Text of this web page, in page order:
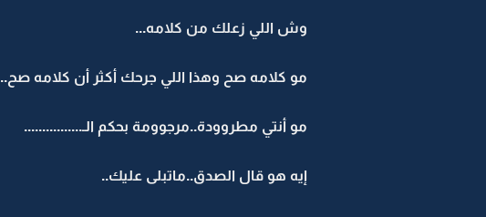
وش اللي زعلك من كلامه...
مو كلامه صح وهذا اللي جرحك أكثر أن كلامه صح..
مو أنتي مطروودة..مرجوومة بحكم الـ................
إيه هو قال الصدق..ماتبلى عليك..